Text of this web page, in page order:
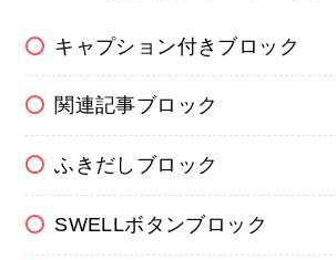
キャプション付きブロック
関連記事ブロック
ふきだしブロック
SWELLボタンブロック